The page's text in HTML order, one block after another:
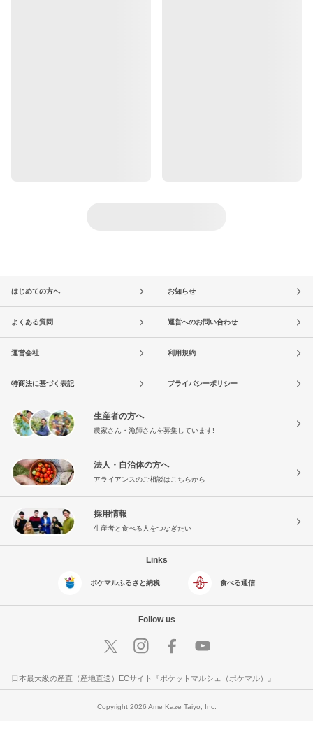
はじめての方へ お知らせ
よくある質問 運営へのお問い合わせ
運営会社 利用規約
特商法に基づく表記 プライバシーポリシー
生産者の方へ
農家さん・漁師さんを募集しています!
法人・自治体の方へ
アライアンスのご相談はこちらから
採用情報
生産者と食べる人をつなぎたい
Links
ポケマルふるさと納税 食べる通信
Follow us
日本最大級の産直（産地直送）ECサイト『ポケットマルシェ（ポケマル）』
Copyright 2026 Ame Kaze Taiyo, Inc.